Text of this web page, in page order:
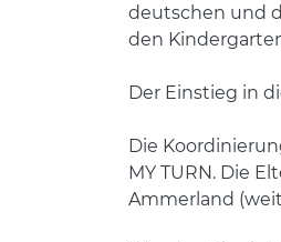
deutschen und
den
Der Einstieg in
Die
MY TURN. Die
Ammerland